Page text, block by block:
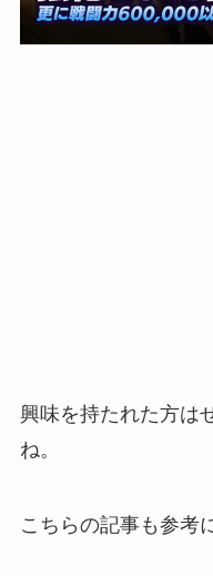
興味を持たれた方は
ね。
こちらの記事も参考